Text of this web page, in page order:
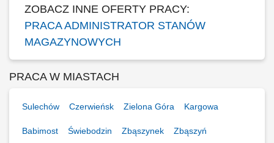
ZOBACZ INNE OFERTY PRACY:
PRACA ADMINISTRATOR STANÓW
MAGAZYNOWYCH
PRACA W MIASTACH
Sulechów Czerwieńsk Zielona Góra Kargowa
Babimost Świebodzin Zbąszynek Zbąszyń